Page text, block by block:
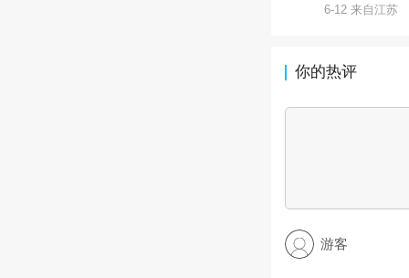
6-12 来自江苏
你的热评
游客